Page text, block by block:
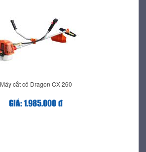
Máy cắt cỏ Dragon CX 260
GIÁ: 1.985.000 đ